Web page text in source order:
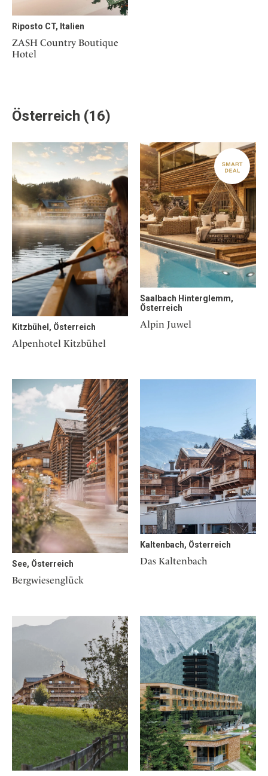
Riposto CT, Italien
ZASH Country Boutique
Hotel
Österreich (16)
Kitzbühel, Österreich
Alpenhotel Kitzbühel
Saalbach Hinterglemm,
Österreich
Alpin Juwel
See, Österreich
Bergwiesenglück
Kaltenbach, Österreich
Das Kaltenbach